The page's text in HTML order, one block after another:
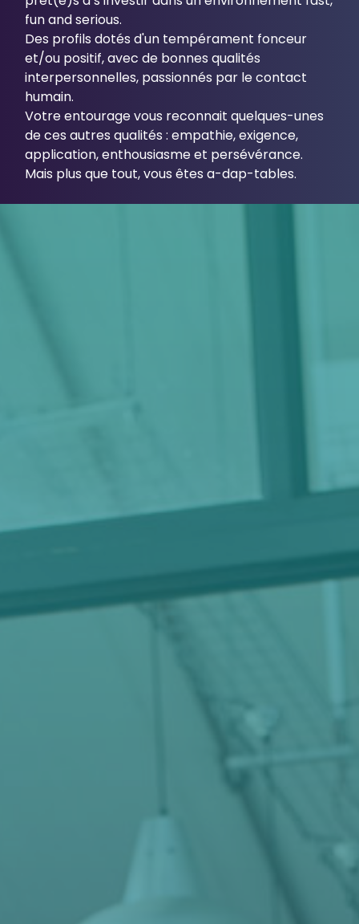
fun and serious.
Des profils dotés d'un tempérament fonceur
et/ou positif, avec de bonnes qualités
interpersonnelles, passionnés par le contact
humain.
Votre entourage vous reconnait quelques-unes
de ces autres qualités : empathie, exigence,
application, enthousiasme et persévérance.
Mais plus que tout, vous êtes a-dap-tables.